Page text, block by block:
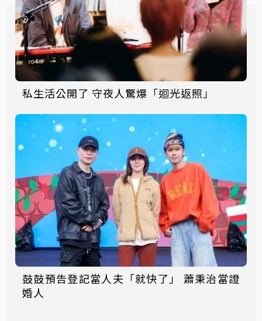
私生活公開了 守夜人驚爆「迴光返照」
鼓鼓預告登記當人夫「就快了」 蕭秉治當證
婚人